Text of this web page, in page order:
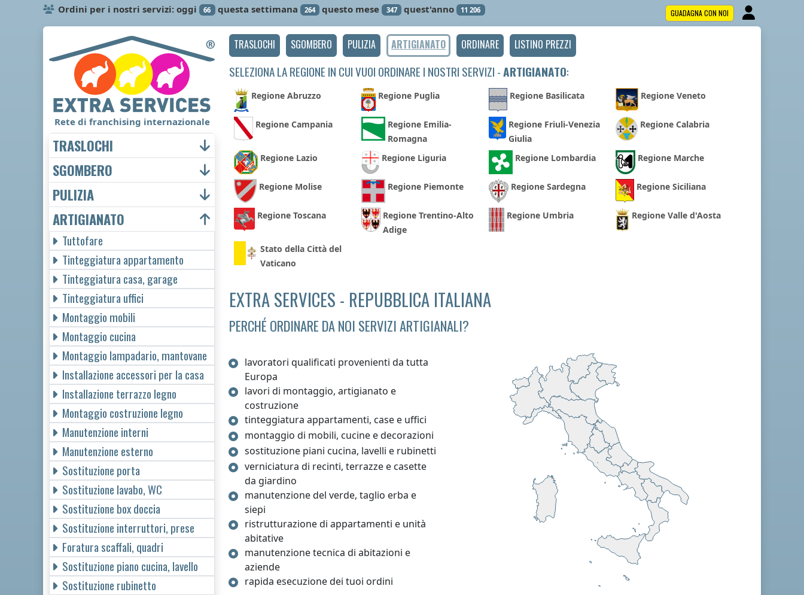
Ordini per i nostri servizi: oggi 66 questa settimana 264 questo mese 347 quest'anno 11 206 GUADAGNA CON NOI
TRASLOCHI SGOMBERO PULIZIA ARTIGIANATO ORDINARE LISTINO PREZZI
SELEZIONA LA REGIONE IN CUI VUOI ORDINARE I NOSTRI SERVIZI -ARTIGIANATO:
Regione Abruzzo Regione Puglia Regione Basilicata Regione Veneto
Regione Campania
Regione Emilia-
Romagna
Regione Friuli-Venezia
Giulia
Regione Calabria
Regione Lazio Regione Liguria Regione Lombardia Regione Marche
Regione Molise Regione Piemonte Regione Sardegna Regione Siciliana
Regione Toscana
Regione Trentino-Alto
Adige
Regione Umbria Regione Valle d'Aosta
Stato della Città del
Vaticano
EXTRA SERVICES - REPUBBLICA ITALIANA
PERCHÉ ORDINARE DA NOI SERVIZI ARTIGIANALI?
lavoratori qualificati provenienti da tutta
Europa
lavori di montaggio, artigianato e
costruzione
tinteggiatura appartamenti, case e uffici
montaggio di mobili, cucine e decorazioni
sostituzione piani cucina, lavelli e rubinetti
verniciatura di recinti, terrazze e casette
da giardino
manutenzione del verde, taglio erba e
siepi
ristrutturazione di appartamenti e unità
abitative
manutenzione tecnica di abitazioni e
aziende
rapida esecuzione dei tuoi ordini
Rete di franchising internazionale
TRASLOCHI
SGOMBERO
PULIZIA
ARTIGIANATO
Tuttofare
Tinteggiatura appartamento
Tinteggiatura casa, garage
Tinteggiatura uffici
Montaggio mobili
Montaggio cucina
Montaggio lampadario, mantovane
Installazione accessori per la casa
Installazione terrazzo legno
Montaggio costruzione legno
Manutenzione interni
Manutenzione esterno
Sostituzione porta
Sostituzione lavabo, WC
Sostituzione box doccia
Sostituzione interruttori, prese
Foratura scaffali, quadri
Sostituzione piano cucina, lavello
Sostituzione rubinetto